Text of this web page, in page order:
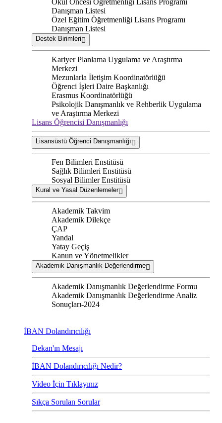
Okul Öncesi Öğretmenliği Lisans Programı
Danışman Listesi
Özel Eğitim Öğretmenliği Lisans Programı
Danışman Listesi
Destek Birimleri
Kariyer Planlama Uygulama ve Araştırma
Merkezi
Mezunlarla İletişim Koordinatörlüğü
Öğrenci İşleri Daire Başkanlığı
Erasmus Koordinatörlüğü
Psikolojik Danışmanlık ve Rehberlik Uygulama
ve Araştırma Merkezi
Lisans Öğrencisi Danışmanlığı
Lisansüstü Öğrenci Danışmanlığı
Fen Bilimleri Enstitüsü
Sağlık Bilimleri Enstitüsü
Sosyal Bilimler Enstitüsü
Kural ve Yasal Düzenlemeler
Akademik Takvim
Akademik Dilekçe
ÇAP
Yandal
Yatay Geçiş
Kanun ve Yönetmelikler
Akademik Danışmanlık Değerlendirme
Akademik Danışmanlık Değerlendirme Formu
Akademik Danışmanlık Değerlendirme Analiz
Sonuçları-2024
İBAN Dolandırıcılığı
Dekan'ın Mesajı
İBAN Dolandırıcılığı Nedir?
Video İçin Tıklayınız
Sıkça Sorulan Sorular